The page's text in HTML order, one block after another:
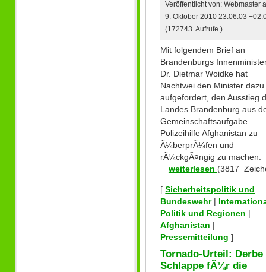
Veröffentlicht von: Webmaster
9. Oktober 2010 23:06:03
(172743 Aufrufe )
Mit folgendem Brief an
Brandenburgs
Dr. Dietmar Woidke hat
Nachtwei den Minister dazu
aufgefordert, den Ausstieg
Landes Brandenburg aus
Gemeinschaftsaufgabe
Polizeihilfe Afghanistan zu
Ã¼berprÃ¼fen und
rÃ¼ckgÃ¤ngig zu machen:
weiterlesen (3817
[Sicherheitspolitik und
Bundeswehr|
Politik und Regionen |
Afghanistan |
Pressemitteilung ]
Tornado-Urteil: Derbe
Schlappe fÃ¼r die